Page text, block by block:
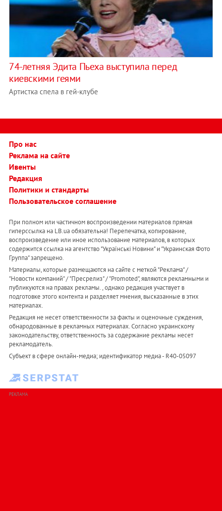
74-летняя Эдита Пьеха выступила перед
киевскими геями
Артистка спела в гей-клубе
Про нас
Реклама на сайте
Ивенты
Редакция
Политики и стандарты
Пользовательское соглашение
При полном или частичном воспроизведении материалов прямая
гиперссылка на LB.ua обязательна! Перепечатка, копирование,
воспроизведение или иное использование материалов, в которых
содержится ссылка на агентство "Українськi Новини" и "Украинская Фото
Группа" запрещено.
Материалы, которые размещаются на сайте с меткой "Реклама" /
"Новости компаний" / "Пресрелиз" / "Promoted", являются рекламными и
публикуются на правах рекламы. , однако редакция участвует в
подготовке этого контента и разделяет мнения, высказанные в этих
материалах.
Редакция не несет ответственности за факты и оценочные суждения,
обнародованные в рекламных материалах. Согласно украинскому
законодательству, ответственность за содержание рекламы несет
рекламодатель.
Субъект в сфере онлайн-медиа; идентификатор медиа - R40-05097
РЕКЛАМА